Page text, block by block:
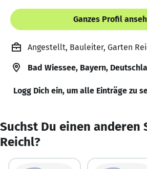
Ganzes Profil
Angestellt, Bauleiter, Garten
Bad Wiessee, Bayern,
Logg Dich ein, um alle Einträge zu
Suchst Du einen anderen
Reichl?